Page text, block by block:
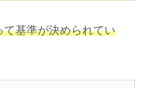
基準が決められてい